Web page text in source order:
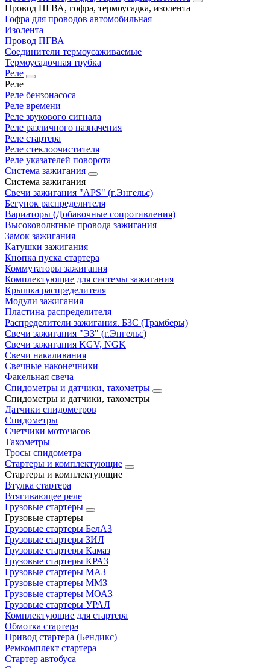
Провод ПГВА, гофра, термоусадка, изолента
Гофра для проводов автомобильная
Изолента
Провод ПГВА
Соединители термоусаживаемые
Термоусадочная трубка
Реле
Реле
Реле бензонасоса
Реле времени
Реле звукового сигнала
Реле различного назначения
Реле стартера
Реле стеклоочистителя
Реле указателей поворота
Система зажигания
Система зажигания
Свечи зажигания "APS" (г.Энгельс)
Бегунок распределителя
Вариаторы (Добавочные сопротивления)
Высоковольтные провода зажигания
Замок зажигания
Катушки зажигания
Кнопка пуска стартера
Коммутаторы зажигания
Комплектующие для системы зажигания
Крышка распределителя
Модули зажигания
Пластина распределителя
Распределители зажигания. БЗС (Трамберы)
Свечи зажигания "ЭЗ" (г.Энгельс)
Свечи зажигания KGV, NGK
Свечи накаливания
Свечные наконечники
Факельная свеча
Спидометры и датчики, тахометры
Спидометры и датчики, тахометры
Датчики спидометров
Спидометры
Счетчики моточасов
Тахометры
Тросы спидометра
Стартеры и комплектующие
Стартеры и комплектующие
Втулка стартера
Втягивающее реле
Грузовые стартеры
Грузовые стартеры
Грузовые стартеры БелАЗ
Грузовые стартеры ЗИЛ
Грузовые стартеры Камаз
Грузовые стартеры КРАЗ
Грузовые стартеры МАЗ
Грузовые стартеры ММЗ
Грузовые стартеры МОАЗ
Грузовые стартеры УРАЛ
Комплектующие для стартера
Обмотка стартера
Привод стартера (Бендикс)
Ремкомплект стартера
Стартер автобуса